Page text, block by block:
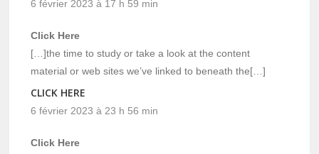
6 février 2023 à 17 h 59 min
Click Here
[…]the time to study or take a look at the content
material or web sites we’ve linked to beneath the[…]
CLICK HERE
6 février 2023 à 23 h 56 min
Click Here